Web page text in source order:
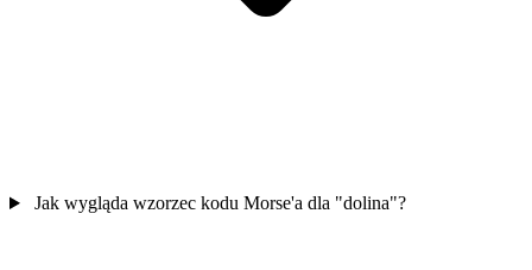
Jak wygląda wzorzec kodu Morse'a dla "dolina"?